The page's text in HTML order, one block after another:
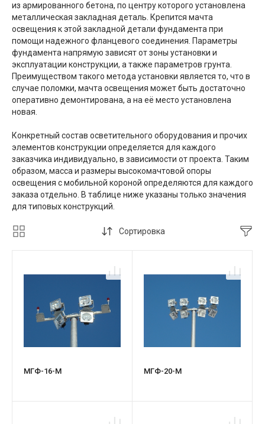
из армированного бетона, по центру которого установлена
металлическая закладная деталь. Крепится мачта
освещения к этой закладной детали фундамента при
помощи надежного фланцевого соединения. Параметры
фундамента напрямую зависят от зоны установки и
эксплуатации конструкции, а также параметров грунта.
Преимуществом такого метода установки является то, что в
случае поломки, мачта освещения может быть достаточно
оперативно демонтирована, а на её место установлена
новая.
Конкретный состав осветительного оборудования и прочих
элементов конструкции определяется для каждого
заказчика индивидуально, в зависимости от проекта. Таким
образом, масса и размеры высокомачтовой опоры
освещения с мобильной короной определяются для каждого
заказа отдельно. В таблице ниже указаны только значения
для типовых конструкций.
Сортировка
МГФ-16-М МГФ-20-М